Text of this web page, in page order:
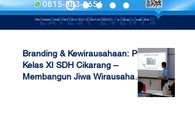
Latest Events
Branding & Kewirausahaan: P5
Kelas XI SDH Cikarang –
Membangun Jiwa Wirausaha